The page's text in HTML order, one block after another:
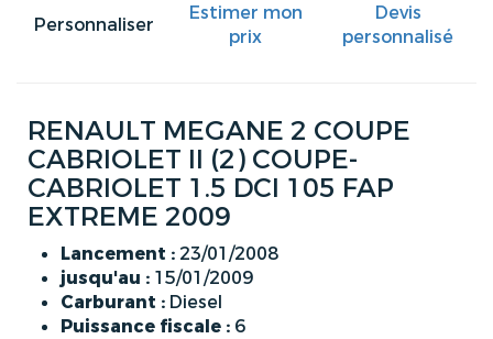
Personnaliser
Estimer mon
prix
Devis
personnalisé
RENAULT MEGANE 2 COUPE
CABRIOLET II (2) COUPE-
CABRIOLET 1.5 DCI 105 FAP
EXTREME 2009
Lancement : 23/01/2008
jusqu'au : 15/01/2009
Carburant : Diesel
Puissance fiscale : 6